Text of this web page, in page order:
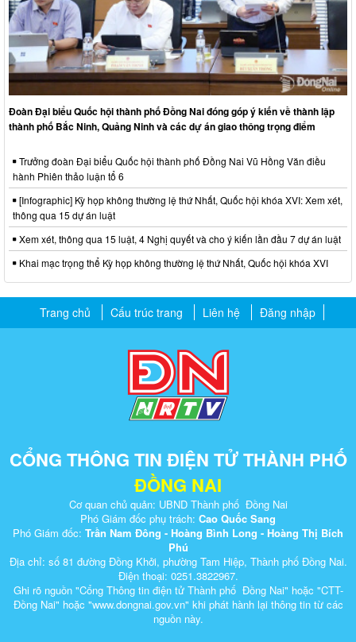
Đoàn Đại biểu Quốc hội thành phố Đồng Nai đóng góp ý kiến về thành lập
thành phố Bắc Ninh, Quảng Ninh và các dự án giao thông trọng điểm
Trưởng đoàn Đại biểu Quốc hội thành phố Đồng Nai Vũ Hồng Văn điều
hành Phiên thảo luận tổ 6
[Infographic] Kỳ họp không thường lệ thứ Nhất, Quốc hội khóa XVI: Xem xét,
thông qua 15 dự án luật
Xem xét, thông qua 15 luật, 4 Nghị quyết và cho ý kiến lần đầu 7 dự án luật
Khai mạc trọng thể Kỳ họp không thường lệ thứ Nhất, Quốc hội khóa XVI
Trang chủ Cấu trúc trang Liên hệ Đăng nhập
CỔNG THÔNG TIN ĐIỆN TỬ THÀNH PHỐ
ĐỒNG NAI
Cơ quan chủ quản: UBND Thành phố Đồng Nai
Phó Giám đốc phụ trách: Cao Quốc Sang
Phó Giám đốc: Trần Nam Đông - Hoàng Bình Long - Hoàng Thị Bích
Phú
Địa chỉ: số 81 đường Đồng Khởi, phường Tam Hiệp, Thành phố Đồng Nai.
Điện thoại: 0251.3822967.
Ghi rõ nguồn "Cổng Thông tin điện tử Thành phố Đồng Nai" hoặc "CTT-
Đồng Nai" hoặc "www.dongnai.g​ov.vn" khi ​phát hành lại thông tin từ các
nguồn này.​